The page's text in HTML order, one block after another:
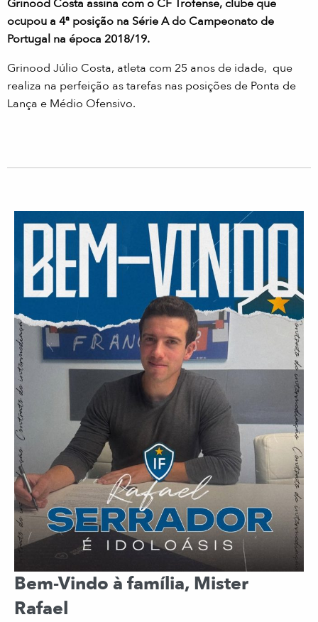
Grinood Costa assina com o CF Trofense, clube que
ocupou a 4ª posição na Série A do Campeonato de
Portugal na época 2018/19.
Grinood Júlio Costa, atleta com 25 anos de idade, que
realiza na perfeição as tarefas nas posições de Ponta de
Lança e Médio Ofensivo.
Bem-Vindo à família, Mister
Rafael